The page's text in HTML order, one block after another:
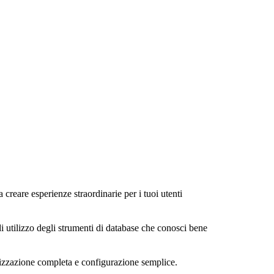
esperienze straordinarie per i tuoi utenti
degli strumenti di database che conosci bene
completa e configurazione semplice.